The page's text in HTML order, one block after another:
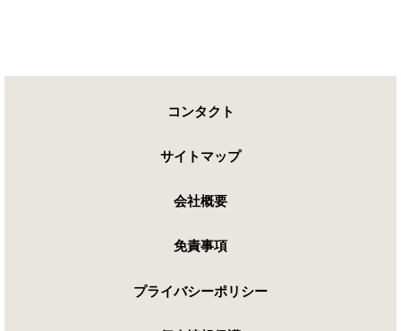
コンタクト
サイトマップ
会社概要
免責事項
プライバシーポリシー